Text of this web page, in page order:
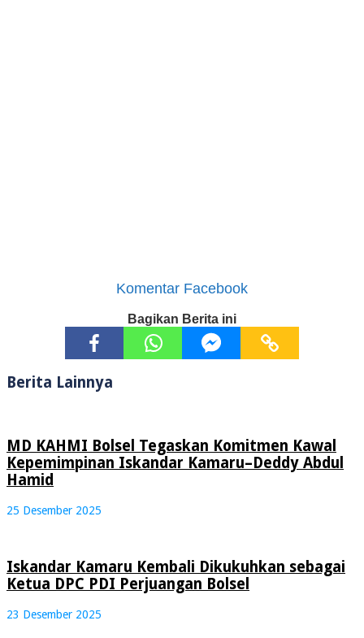
Komentar Facebook
Bagikan Berita ini
Berita Lainnya
MD KAHMI Bolsel Tegaskan Komitmen Kawal
Kepemimpinan Iskandar Kamaru–Deddy Abdul
Hamid
25 Desember 2025
Iskandar Kamaru Kembali Dikukuhkan sebagai
Ketua DPC PDI Perjuangan Bolsel
23 Desember 2025